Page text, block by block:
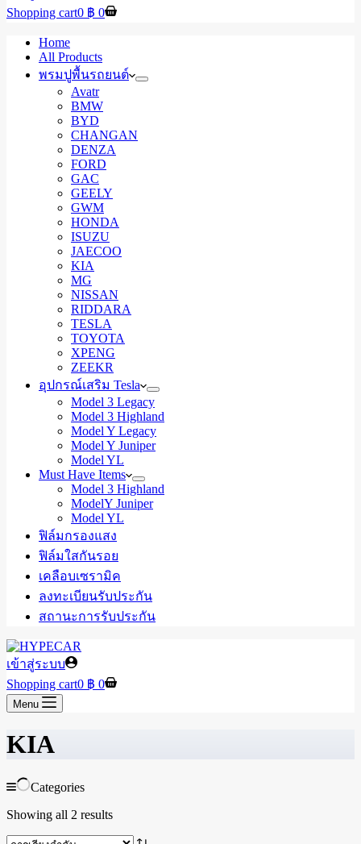
Shopping cart0 ฿ 0
Home
All Products
พรมปูพื้นรถยนต์
Avatr
BMW
BYD
CHANGAN
DENZA
FORD
GAC
GEELY
GWM
HONDA
ISUZU
JAECOO
KIA
MG
NISSAN
RIDDARA
TESLA
TOYOTA
XPENG
ZEEKR
อุปกรณ์เสริม Tesla
Model 3 Legacy
Model 3 Highland
Model Y Legacy
Model Y Juniper
Model YL
Must Have Items
Model 3 Highland
ModelY Juniper
Model YL
ฟิล์มกรองแสง
ฟิล์มใสกันรอย
เคลือบเซรามิค
ลงทะเบียนรับประกัน
สถานะการรับประกัน
เข้าสู่ระบบ
Shopping cart0 ฿ 0
Menu
KIA
Categories
Showing all 2 results